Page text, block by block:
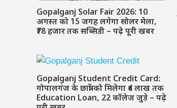
Gopalganj Solar Fair 2026: 10
अगस्त को 15 जगह लगेगा सोलर मेला,
₹78 हजार तक सब्सिडी – पढ़े पूरी खबर
Gopalganj Student Credit Card:
गोपालगंज के छात्रों को मिलेगा ₹4 लाख तक
Education Loan, 22 कॉलेज जुड़े – पढ़े